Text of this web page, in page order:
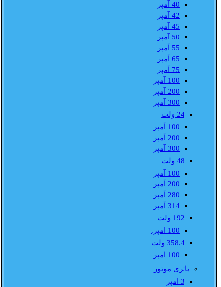
40 آمپر
42 آمپر
45 آمپر
50 آمپر
55 آمپر
65 آمپر
75 آمپر
100 آمپر
200 آمپر
300 آمپر
24 ولت
100 آمپر
200 آمپر
300 آمپر
48 ولت
100 آمپر
200 آمپر
280 آمپر
314 آمپر
192 ولت
100 امپر.
358.4 ولت
100 امپر
باتری موتور
3 امپر